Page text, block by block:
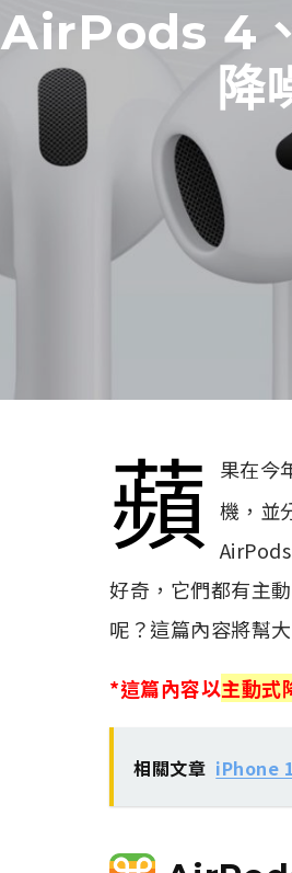
AirPods 4
降
蘋 果在今
機，並
好奇，它們都有主
呢？這篇內容將幫
*這篇內容以主動式
相關文章 iPhone